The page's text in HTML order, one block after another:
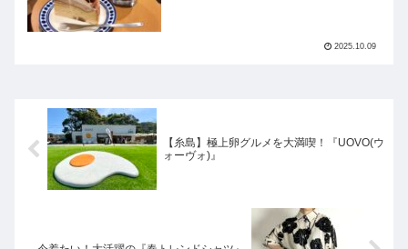
2025.10.09
【糸島】極上卵グルメを大満喫！『UOVO(ウ
ォーヴォ)』